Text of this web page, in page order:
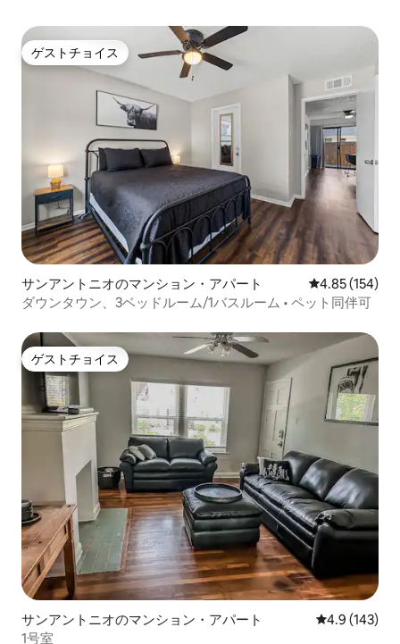
ゲストチョイス
ゲストチョイス
サンアントニオのマンション・アパート レビュー154
4.85 (154)
ダウンタウン、3ベッドルーム/1バスルーム • ペット同伴可
ゲストチョイス
ゲストチョイス
サンアントニオのマンション・アパート レビュー143
4.9 (143)
1号室